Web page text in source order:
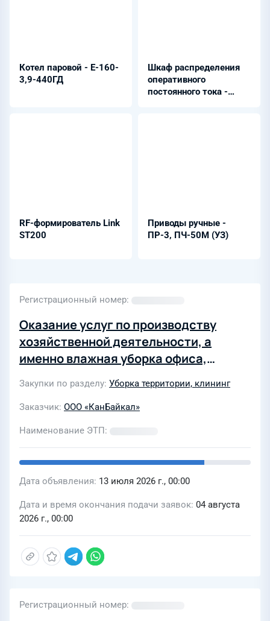
Котел паровой - Е-160-
3,9-440ГД
Шкаф распределения
оперативного
постоянного тока -
RF-формирователь Link
ST200
Приводы ручные -
ПР-3, ПЧ-50М (УЗ)
Регистрационный номер
Оказание услуг по производству
хозяйственной деятельности, а
именно влажная уборка офиса,
нежилых помещений, услуги
дворников в ООО «ЮрскНефть» на
2027 год
Закупки по разделу Уборка территории, клининг
Заказчик ООО «КанБайкал»
Наименование ЭТП
Дата объявления 13 июля 2026 г., 00:00
Дата и время окончания подачи заявок 04 августа
2026 г., 00:00
Регистрационный номер